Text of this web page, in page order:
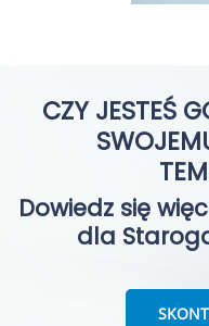
CZY JESTEŚ
Dowiedz się
dla